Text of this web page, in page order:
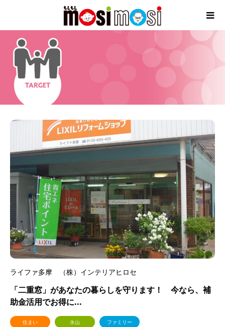
ライファ多摩 （株）インテリアヒロセ
「二重窓」があなたの暮らしを守ります！ 今なら、補
助金活用でお得に...
住まい 永山 ファミリー